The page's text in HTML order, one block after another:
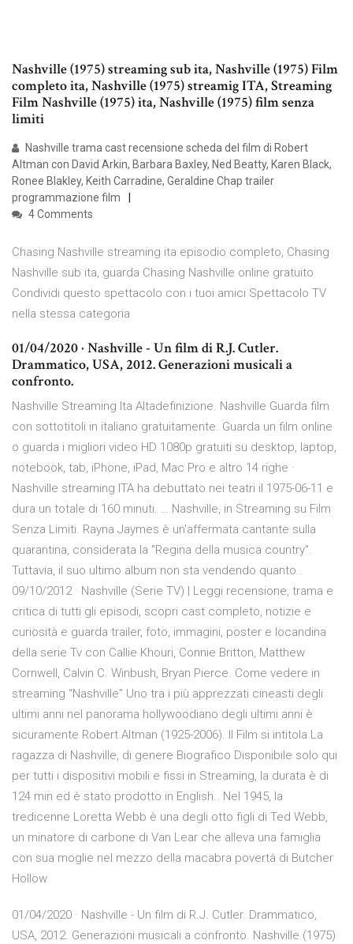
Nashville (1975) streaming sub ita, Nashville (1975) Film
completo ita, Nashville (1975) streamig ITA, Streaming
Film Nashville (1975) ita, Nashville (1975) film senza
limiti
Nashville trama cast recensione scheda del film di Robert
Altman con David Arkin, Barbara Baxley, Ned Beatty, Karen Black,
Ronee Blakley, Keith Carradine, Geraldine Chap trailer
programmazione film
4 Comments
Chasing Nashville streaming ita episodio completo, Chasing
Nashville sub ita, guarda Chasing Nashville online gratuito
Condividi questo spettacolo con i tuoi amici Spettacolo TV
nella stessa categoria
01/04/2020 · Nashville - Un film di R.J. Cutler.
Drammatico, USA, 2012. Generazioni musicali a
confronto.
Nashville Streaming Ita Altadefinizione. Nashville Guarda film
con sottotitoli in italiano gratuitamente. Guarda un film online
o guarda i migliori video HD 1080p gratuiti su desktop, laptop,
notebook, tab, iPhone, iPad, Mac Pro e altro 14 righe ·
Nashville streaming ITA ha debuttato nei teatri il 1975-06-11 e
dura un totale di 160 minuti. … Nashville, in Streaming su Film
Senza Limiti. Rayna Jaymes è un'affermata cantante sulla
quarantina, considerata la "Regina della musica country".
Tuttavia, il suo ultimo album non sta vendendo quanto..
09/10/2012 · Nashville (Serie TV) | Leggi recensione, trama e
critica di tutti gli episodi, scopri cast completo, notizie e
curiosità e guarda trailer, foto, immagini, poster e locandina
della serie Tv con Callie Khouri, Connie Britton, Matthew
Cornwell, Calvin C. Winbush, Bryan Pierce. Come vedere in
streaming “Nashville” Uno tra i più apprezzati cineasti degli
ultimi anni nel panorama hollywoodiano degli ultimi anni è
sicuramente Robert Altman (1925-2006). Il Film si intitola La
ragazza di Nashville, di genere Biografico Disponibile solo qui
per tutti i dispositivi mobili e fissi in Streaming, la durata è di
124 min ed è stato prodotto in English.. Nel 1945, la
tredicenne Loretta Webb è una degli otto figli di Ted Webb,
un minatore di carbone di Van Lear che alleva una famiglia
con sua moglie nel mezzo della macabra povertà di Butcher
Hollow
01/04/2020 · Nashville - Un film di R.J. Cutler. Drammatico,
USA, 2012. Generazioni musicali a confronto. Nashville (1975)